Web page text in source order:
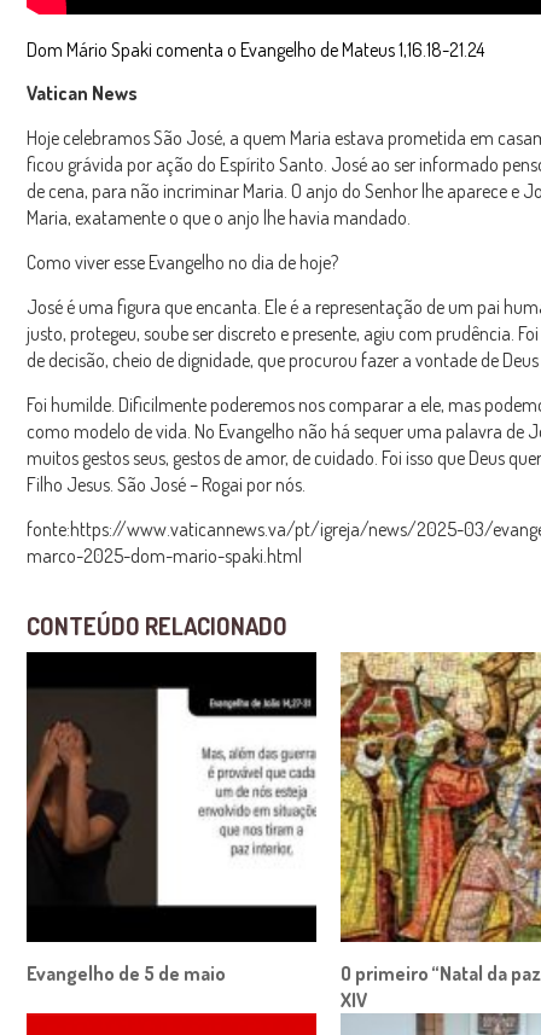
Dom Mário Spaki comenta o Evangelho de Mateus 1,16.18-21.24
Vatican News
Hoje celebramos São José, a quem Maria estava prometida em
ficou grávida por ação do Espírito Santo. José ao ser informado
de cena, para não incriminar Maria. O anjo do Senhor lhe aparece e
Maria, exatamente o que o anjo lhe havia mandado.
Como viver esse Evangelho no dia de hoje?
José é uma figura que encanta. Ele é a representação de um pai
justo, protegeu, soube ser discreto e presente, agiu com prudência.
de decisão, cheio de dignidade, que procurou fazer a vontade de
Foi humilde. Dificilmente poderemos nos comparar a ele, mas
como modelo de vida. No Evangelho não há sequer uma palavra de
muitos gestos seus, gestos de amor, de cuidado. Foi isso que Deus
Filho Jesus. São José – Rogai por nós.
fonte:https://www.vaticannews.va/pt/igreja/news/2025-03/
marco-2025-dom-mario-spaki.html
CONTEÚDO RELACIONADO
Evangelho de 5 de maio
O primeiro “Natal da
XIV